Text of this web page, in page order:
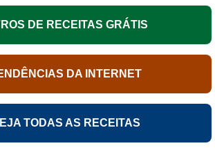
DE RECEITAS GRÁTIS
DA INTERNET
TODAS AS RECEITAS